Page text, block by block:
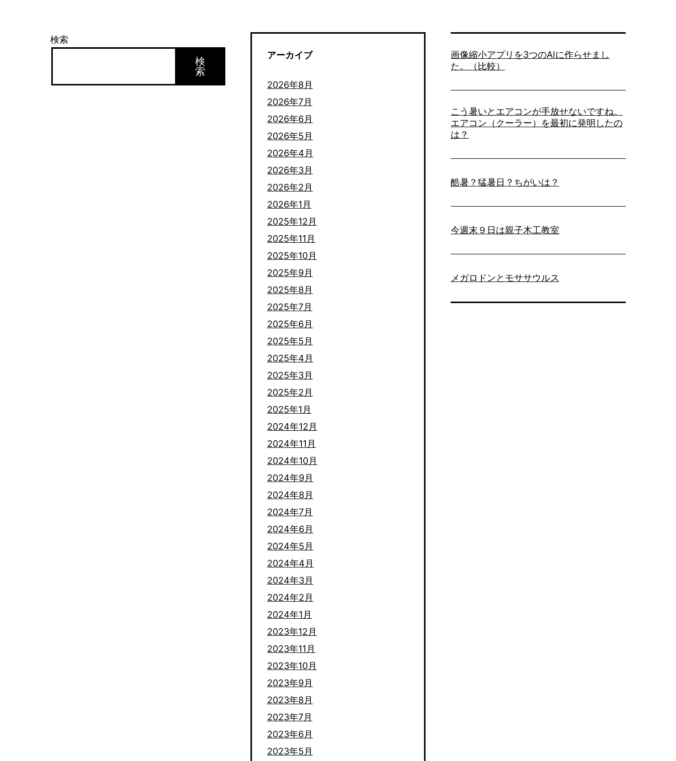
シ
ッ
プ！
検索
検
索
アーカイブ
2026年8月
2026年7月
2026年6月
2026年5月
2026年4月
2026年3月
2026年2月
2026年1月
2025年12月
2025年11月
2025年10月
2025年9月
2025年8月
2025年7月
2025年6月
2025年5月
2025年4月
2025年3月
2025年2月
2025年1月
2024年12月
2024年11月
2024年10月
2024年9月
2024年8月
2024年7月
2024年6月
2024年5月
2024年4月
2024年3月
2024年2月
2024年1月
2023年12月
2023年11月
2023年10月
2023年9月
2023年8月
2023年7月
2023年6月
2023年5月
画像縮小アプリを3つのAIに作らせまし
た。（比較）
こう暑いとエアコンが手放せないですね。
エアコン（クーラー）を最初に発明したの
は？
酷暑？猛暑日？ちがいは？
今週末９日は親子木工教室
メガロドンとモササウルス